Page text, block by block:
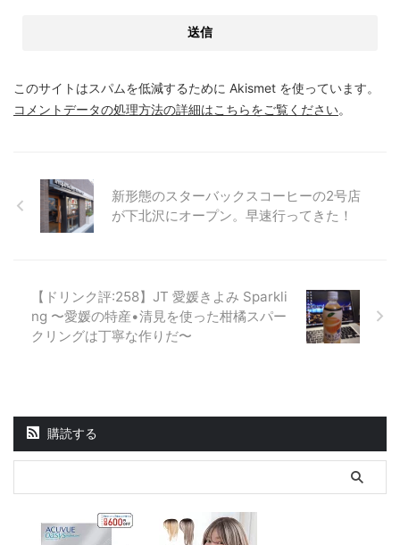
このサイトはスパムを低減するために Akismet を使っています。
コメントデータの処理方法の詳細はこちらをご覧ください。
新形態のスターバックスコーヒーの2号店
が下北沢にオープン。早速行ってきた！
【ドリンク評:258】JT 愛媛きよみ Sparkli
ng 〜愛媛の特産•清見を使った柑橘スパー
クリングは丁寧な作りだ〜
購読する